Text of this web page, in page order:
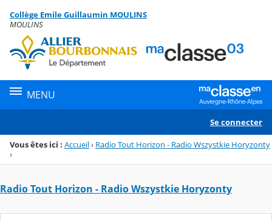
Menu de la rubrique
Contenu
Collège Emile Guillaumin MOULINS
MOULINS
MENU
Se connecter
Vous êtes ici : Accueil› Radio Tout Horizon - Radio Wszystkie Horyzonty
›
Radio Tout Horizon - Radio Wszystkie Horyzonty